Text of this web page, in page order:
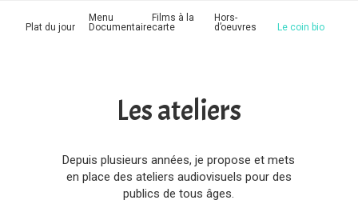
Plat du jour
Menu
Documentaire
Films à la
carte
Hors-
d’oeuvres
Le coin bio
Les ateliers
Depuis plusieurs années, je propose et mets
en place des ateliers audiovisuels pourdes
publics de tous âges.